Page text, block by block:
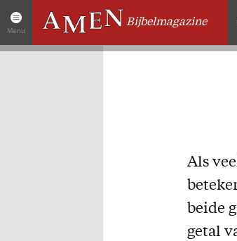
Menu
Bijbelmagazine
Als
beide
getal